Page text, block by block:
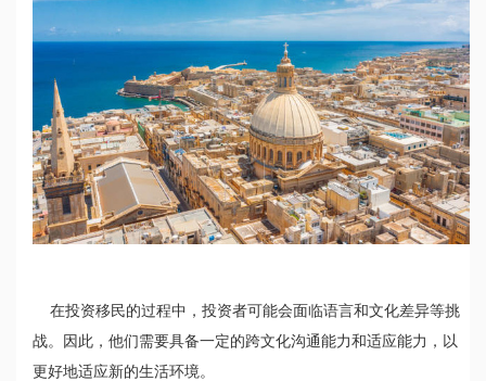
在投资移民的过程中，投资者可能会面临语言和文化差异等挑
战。因此，他们需要具备一定的跨文化沟通能力和适应能力，以
更好地适应新的生活环境。